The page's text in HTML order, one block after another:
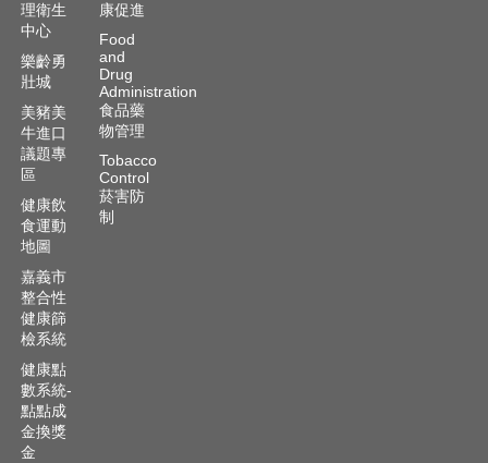
理衛生
中心
樂齡勇
壯城
美豬美
牛進口
議題專
區
健康飲
食運動
地圖
嘉義市
整合性
健康篩
檢系統
健康點
數系統-
點點成
金換獎
金
康促進
Food
and
Drug
Administration
食品藥
物管理
Tobacco
Control
菸害防
制